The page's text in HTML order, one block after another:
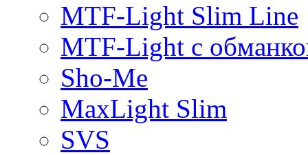
MTF-Light Slim Line
MTF-Light с
Sho-Me
MaxLight Slim
SVS